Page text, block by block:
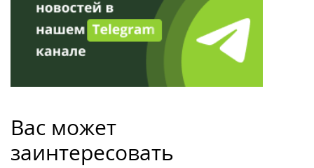
Вас может
заинтересовать